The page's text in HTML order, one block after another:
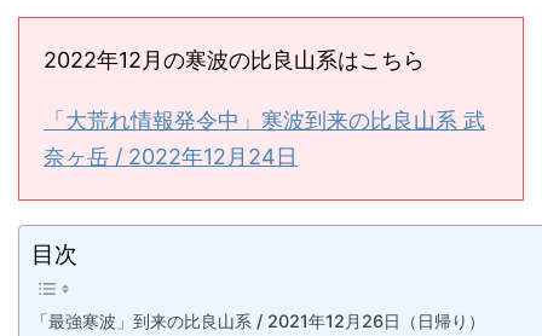
2022年12月の寒波の比良山系はこちら
「大荒れ情報発令中」寒波到来の比良山系 武
奈ヶ岳 / 2022年12月24日
目次
「最強寒波」到来の比良山系 / 2021年12月26日（日帰り）